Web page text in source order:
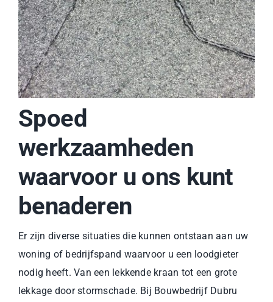
Spoed
werkzaamheden
waarvoor u ons kunt
benaderen
Er zijn diverse situaties die kunnen ontstaan aan uw
woning of bedrijfspand waarvoor u een loodgieter
nodig heeft. Van een lekkende kraan tot een grote
lekkage door stormschade. Bij Bouwbedrijf Dubru